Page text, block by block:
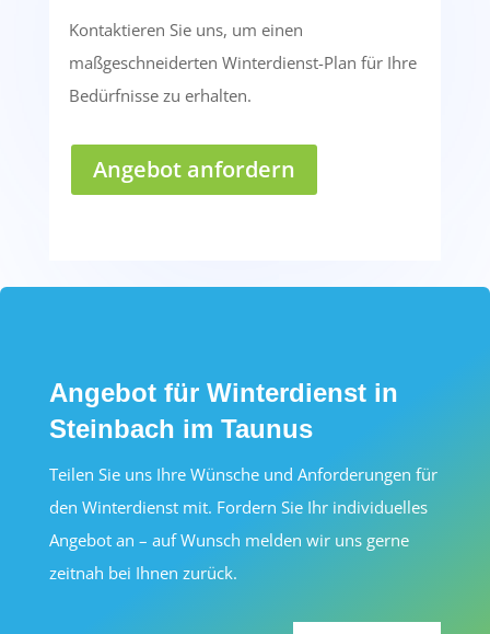
Kontaktieren Sie uns, um einen
maßgeschneiderten Winterdienst-Plan für Ihre
Bedürfnisse zu erhalten.
Angebot anfordern
Angebot für Winterdienst in
Steinbach im Taunus
Teilen Sie uns Ihre Wünsche und Anforderungen für
den Winterdienst mit. Fordern Sie Ihr individuelles
Angebot an – auf Wunsch melden wir uns gerne
zeitnah bei Ihnen zurück.